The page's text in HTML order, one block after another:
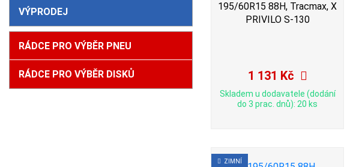
VÝPRODEJ
RÁDCE PRO VÝBĚR PNEU
RÁDCE PRO VÝBĚR DISKŮ
195/60R15 88H, Tracmax, X
PRIVILO S-130
1 131 Kč
Skladem u dodavatele (dodání
do 3 prac. dnů): 20 ks
ZIMNÍ